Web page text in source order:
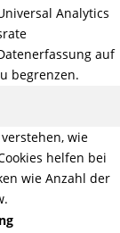
Analytics
auf
begrenzen.
wie
helfen bei
wie Anzahl der